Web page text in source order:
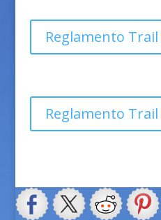
Reglamento
Reglamento